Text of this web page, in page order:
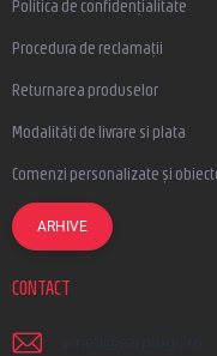
Politica de confidențialitate
Procedura de reclamații
Returnarea produselor
Modalități de livrare si plata
Comenzi personalizate și
ARHIVE
CONTACT
scrieti @ earplugs.ro